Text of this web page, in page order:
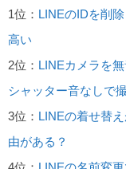
1位： LINEのIDを削
高い
2位： LINEカメラを
シャッター音なしで
3位： LINEの着せ替
由がある？